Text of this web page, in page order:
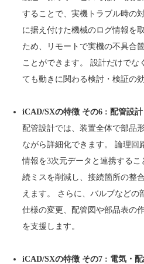
することで、実機トラブル時の
に据え付けた機械のログ情報を
ため、リモートで実機の不具合
ことができます。 設計だけでな
ても動きに関わる検討・検証の
iCAD/SXの特徴 その6 : 配管設計
配管設計では、装置全体で部品
ながら詳細化できます。 論理回
情報を3次元データと連携する
続ミスを削減し、接続箇所の整
えます。 さらに、バルブなどの
仕様の変更、配管図や部品表の
を支援します。
iCAD/SXの特徴 その7 : 電気・